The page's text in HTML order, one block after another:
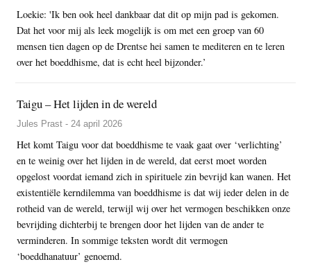
Loekie: 'Ik ben ook heel dankbaar dat dit op mijn pad is gekomen.
Dat het voor mij als leek mogelijk is om met een groep van 60
mensen tien dagen op de Drentse hei samen te mediteren en te leren
over het boeddhisme, dat is echt heel bijzonder.’
Taigu – Het lijden in de wereld
Jules Prast - 24 april 2026
Het komt Taigu voor dat boeddhisme te vaak gaat over ‘verlichting’
en te weinig over het lijden in de wereld, dat eerst moet worden
opgelost voordat iemand zich in spirituele zin bevrijd kan wanen. Het
existentiële kerndilemma van boeddhisme is dat wij ieder delen in de
rotheid van de wereld, terwijl wij over het vermogen beschikken onze
bevrijding dichterbij te brengen door het lijden van de ander te
verminderen. In sommige teksten wordt dit vermogen
‘boeddhanatuur’ genoemd.